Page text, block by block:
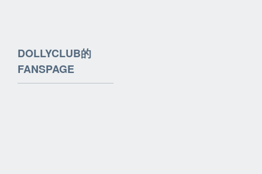
DOLLYCLUB的
FANSPAGE